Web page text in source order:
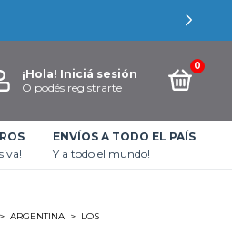
¡Hola! Iniciá sesión
O podés registrarte
0
ENVÍOS A TODO EL PAÍS
Y a todo el mundo!
> ARGENTINA > LOS